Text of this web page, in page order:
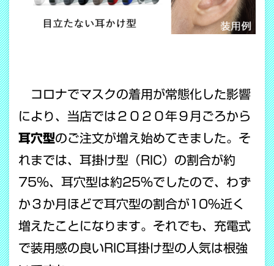
コロナでマスクの着用が常態化した影響
により、当店では２０２０年９月ごろから
耳穴型のご注文が増え始めてきました。そ
れまでは、耳掛け型（RIC）の割合が約
75％、耳穴型は約25％でしたので、わず
か３か月ほどで耳穴型の割合が10％近く
増えたことになります。それでも、充電式
で装用感の良いRIC耳掛け型の人気は根強